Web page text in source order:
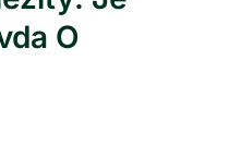
O